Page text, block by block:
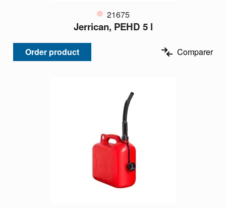
21675
Jerrican, PEHD 5 l
Order product Comparer